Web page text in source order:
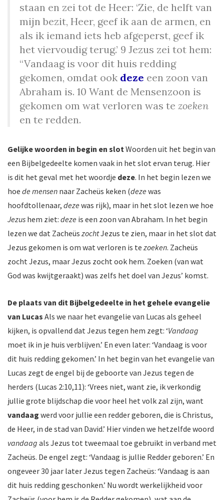
staan en zei tot de Heer: ‘Zie, de helft van
mijn bezit, Heer, geef ik aan de armen, en
als ik iemand iets heb afgeperst, geef ik
het viervoudig terug.’ 9 Jezus zei tot hem:
“Vandaag is voor dit huis redding
gekomen, omdat ook deze een zoon van
Abraham is. 10 Want de Mensenzoon is
gekomen om wat verloren was te zoeken
en te redden.
Gelijke woorden in begin en slotWoorden uit het begin van
een Bijbelgedeelte komen vaak in het slot ervan terug. Hier
is dit het geval met het woordje deze. In het begin lezen we
hoe de mensen naar Zacheüs keken (deze was
hoofdtollenaar, deze was rijk), maar in het slot lezen we hoe
Jezus hem ziet: deze is een zoon van Abraham. In het begin
lezen we dat Zacheüs zochtJezus te zien, maar in het slot dat
Jezus gekomen is om wat verloren is te zoeken. Zacheüs
zocht Jezus, maar Jezus zocht ook hem. Zoeken (van wat
God was kwijtgeraakt) was zelfs het doel van Jezus’ komst.
De plaats van dit Bijbelgedeelte in het gehele evangelie
van Lucas Als we naar het evangelie van Lucas als geheel
kijken, is opvallend dat Jezus tegen hem zegt: ‘Vandaag
moet ik in je huis verblijven.’ En even later: ‘Vandaag is voor
dit huis redding gekomen.’ In het begin van het evangelie van
Lucas zegt de engel bij de geboorte van Jezus tegen de
herders (Lucas 2:10,11): ‘Vrees niet, want zie, ik verkondig
jullie grote blijdschap die voor heel het volk zal zijn, want
vandaag werd voor jullie een redder geboren, die is Christus,
de Heer, in de stad van David.’ Hier vinden we hetzelfde woord
vandaag als Jezus tot tweemaal toe gebruikt in verband met
Zacheüs. De engel zegt: ‘Vandaag is jullie Redder geboren.’ En
ongeveer 30 jaar later Jezus tegen Zacheüs: ‘Vandaag is aan
dit huis redding geschonken.’ Nu wordt werkelijkheid voor